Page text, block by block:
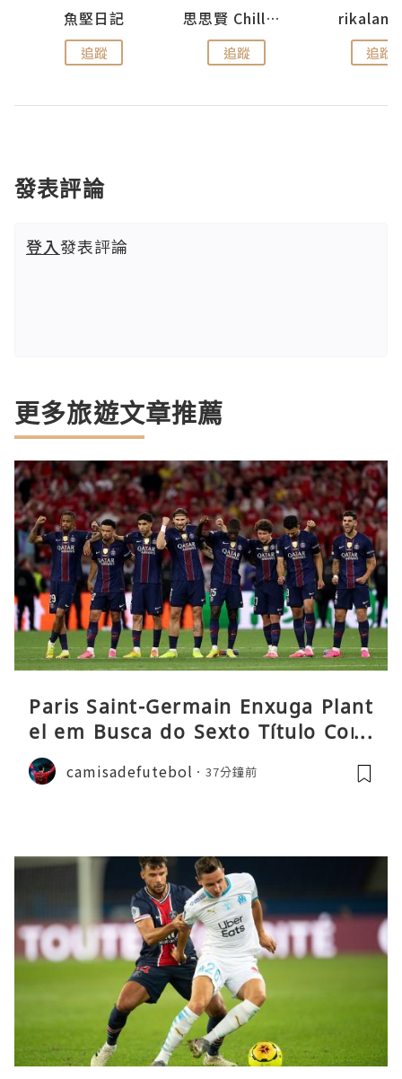
魚堅日記
追蹤
思思賢 ChillMyBabe
追蹤 追蹤
發表評論
登入發表評論
更多旅遊文章推薦
Paris Saint-Germain Enxuga Plant
el em Busca do Sexto Título Cons
ecutivo da Liga
camisadefutebol 37分鐘前